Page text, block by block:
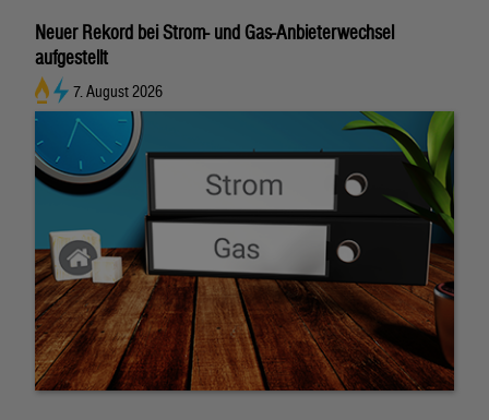
Neuer Rekord bei Strom- und Gas-Anbieterwechsel
aufgestellt
7. August 2026